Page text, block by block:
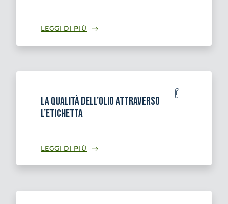
LEGGI DI PIÙ
La qualità dell’olio attraverso
l’etichetta
LEGGI DI PIÙ